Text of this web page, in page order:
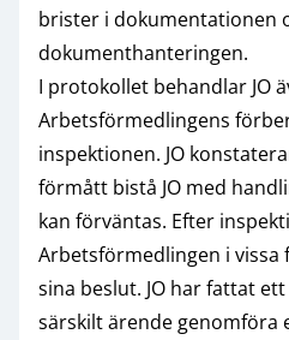
brister i dokumentationen
dokumenthanteringen.
I protokollet behandlar JO
Arbetsförmedlingens
inspektionen. JO
förmått bistå JO med
kan förväntas. Efter
Arbetsförmedlingen i vissa
sina beslut. JO har fattat
särskilt ärende